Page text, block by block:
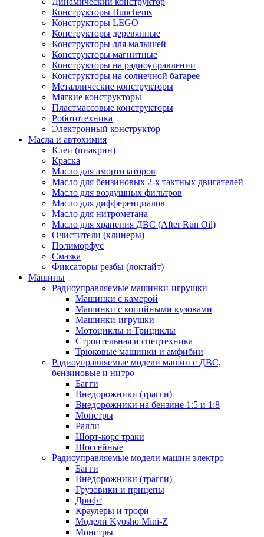
Конструкторы Bunchems
Конструкторы LEGO
Конструкторы деревянные
Конструкторы для малышей
Конструкторы магнитные
Конструкторы на радиоуправлении
Конструкторы на солнечной батарее
Металлические конструкторы
Мягкие конструкторы
Пластмассовые конструкторы
Робототехника
Электронный конструктор
Масла и автохимия
Клеи (циакрин)
Краска
Масло для амортизаторов
Масло для бензиновых 2-х тактных двигателей
Масло для воздушных фильтров
Масло для дифференциалов
Масло для нитрометана
Масло для хранения ДВС (After Run Oil)
Очистители (клинеры)
Полиморфус
Смазка
Фиксаторы резбы (локтайт)
Машины
Радиоуправляемые машинки-игрушки
Машинки с камерой
Машинки с копийными кузовами
Машинки-игрушки
Мотоциклы и Трициклы
Строительная и спецтехника
Трюковые машинки и амфибии
Радиоуправляемые модели машин с ДВС,
бензиновые и нитро
Багги
Внедорожники (трагги)
Внедорожники на бензине 1:5 и 1:8
Монстры
Ралли
Шорт-корс траки
Шоссейные
Радиоуправляемые модели машин электро
Багги
Внедорожники (трагги)
Грузовики и прицепы
Дрифт
Краулеры и трофи
Модели Kyosho Mini-Z
Монстры